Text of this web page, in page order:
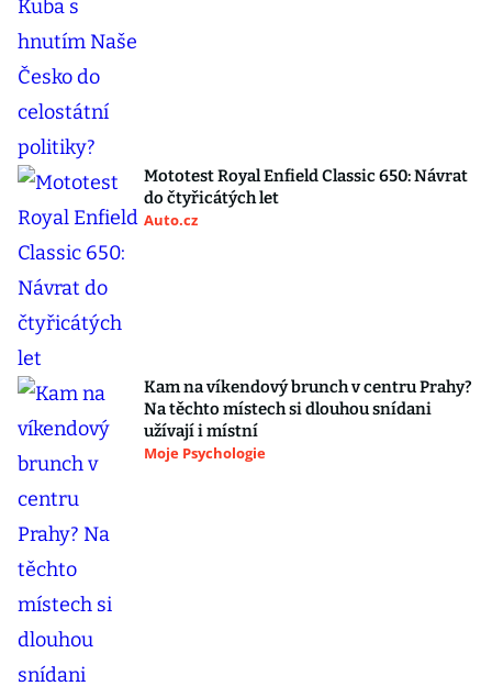
Mototest Royal Enfield Classic 650: Návrat
do čtyřicátých let
Auto.cz
Kam na víkendový brunch v centru Prahy?
Na těchto místech si dlouhou snídani
užívají i místní
Moje Psychologie